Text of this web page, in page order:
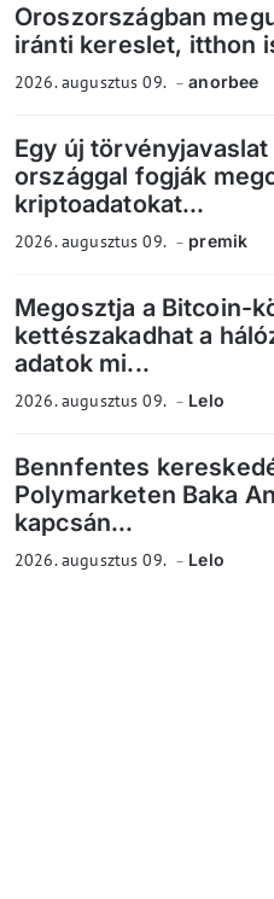
Oroszországban
iránti kereslet, itthon
2026. augusztus 09. anorbee
Egy új
országgal fogják
kriptoadatokat...
2026. augusztus 09. premik
Megosztja a Bitcoin-
kettészakadhat a
adatok mi...
2026. augusztus 09. Lelo
Bennfentes
Polymarketen Baka
kapcsán...
2026. augusztus 09. Lelo